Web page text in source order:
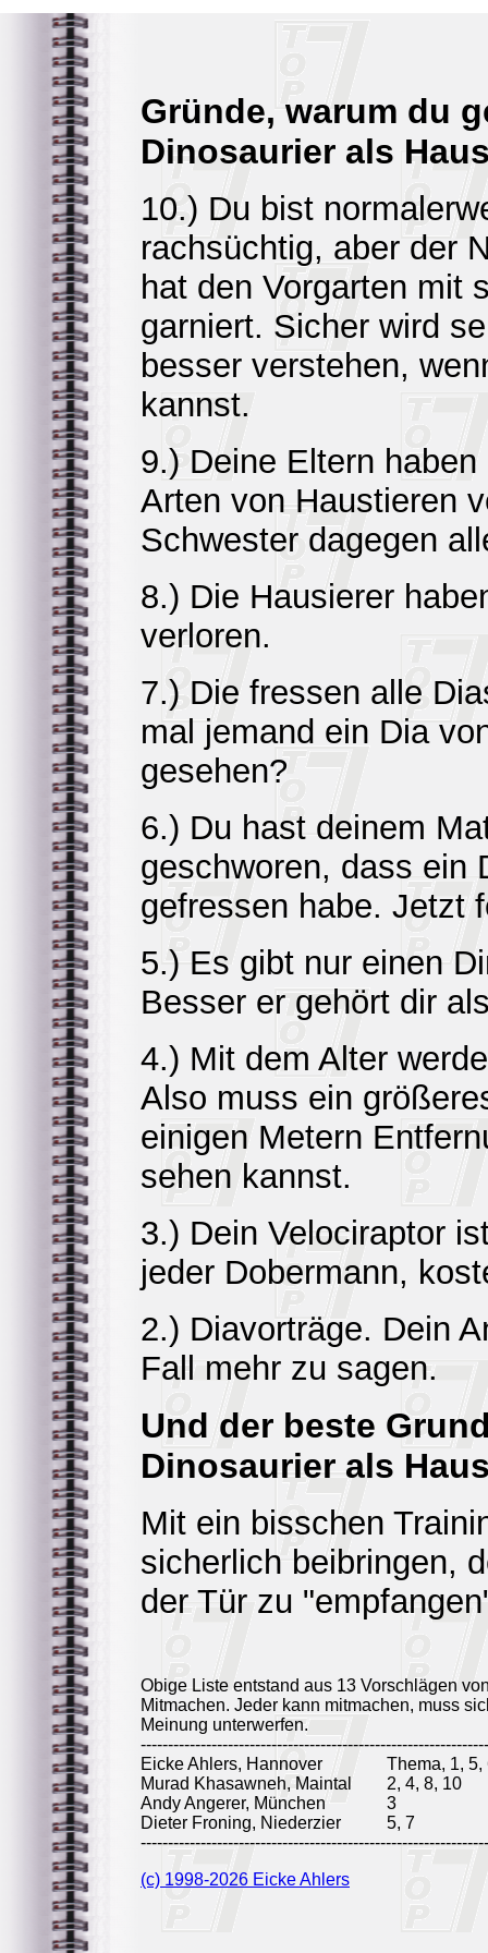
Gründe, warum du
Dinosaurier als
10.) Du bist
rachsüchtig, aber der
hat den Vorgarten mit
garniert. Sicher wird
besser verstehen,
kannst.
9.) Deine Eltern
Arten von Haustieren
Schwester dagegen
8.) Die Hausierer
verloren.
7.) Die fressen alle
mal jemand ein Dia
gesehen?
6.) Du hast deinem
geschworen, dass ein
gefressen habe. Jetzt
5.) Es gibt nur einen
Besser er gehört dir
4.) Mit dem Alter
Also muss ein
einigen Metern
sehen kannst.
3.) Dein Velociraptor
jeder Dobermann,
2.) Diavorträge. Dein
Fall mehr zu sagen.
Und der beste
Dinosaurier als
Mit ein bisschen
sicherlich beibringen,
der Tür zu
Obige Liste entstand aus 13 Vorschlägen
Mitmachen. Jeder kann mitmachen, muss
Meinung unterwerfen.
Eicke Ahlers, Hannover
Thema, 1, 5,
Murad Khasawneh, Maintal
2, 4, 8, 10
Andy Angerer, München
3
Dieter Froning, Niederzier
5, 7
(c) 1998-2026 Eicke Ahlers